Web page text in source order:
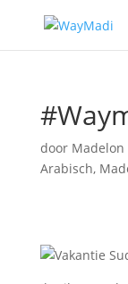
door Madelon
Arabisch,